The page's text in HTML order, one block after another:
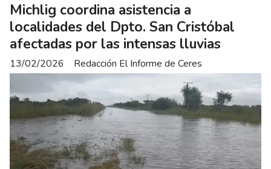
Michlig coordina asistencia a
localidades del Dpto. San Cristóbal
afectadas por las intensas lluvias
Redacción El Informe de Ceres
13/02/2026